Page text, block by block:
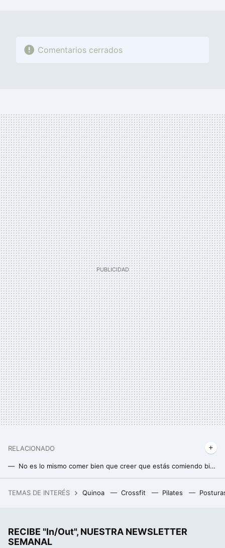
Comentarios cerrados
RELACIONADO
No es lo mismo comer bien que creer que estás comiendo bien: estos son los tres errores que solemos cometer al empezar la dieta en septiembre
Los millonarios ya no usan la misma ropa todos los días, se han pasado a la macho aesthetic. Y tiene su razón de ser
TEMAS DE INTERÉS Quinoa Crossfit Pilates
RECIBE "In/Out", NUESTRA NEWSLETTER
SEMANAL